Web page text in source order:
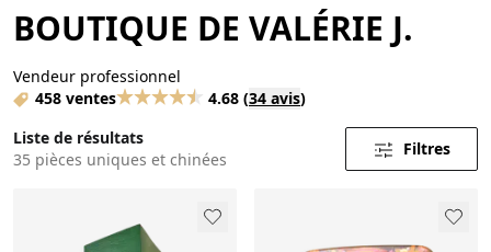
BOUTIQUE DE VALÉRIE J.
Vendeur professionnel
458 ventes
4.68 (34 avis)
Liste de résultats
35 pièces uniques et chinées
Filtres